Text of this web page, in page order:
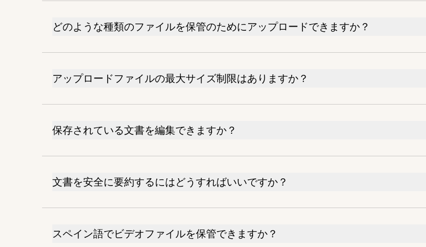
どのような種類のファイルを保管のためにアップロードできますか？
アップロードファイルの最大サイズ制限はありますか？
保存されている文書を編集できますか？
文書を安全に要約するにはどうすればいいですか？
スペイン語でビデオファイルを保管できますか？